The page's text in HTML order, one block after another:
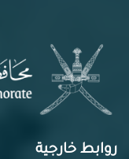
روابط خارجية